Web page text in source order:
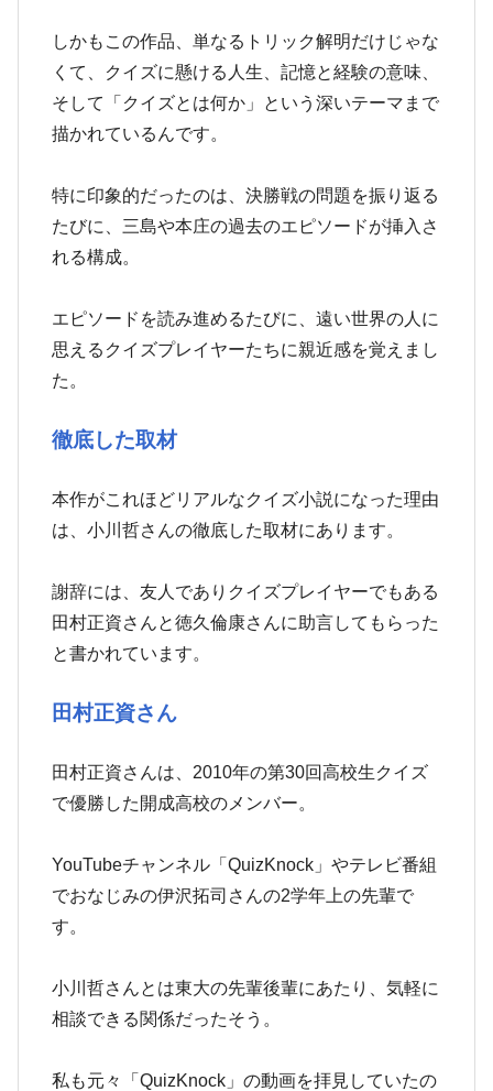
しかもこの作品、単なるトリック解明だけじゃな
くて、クイズに懸ける人生、記憶と経験の意味、
そして「クイズとは何か」という深いテーマまで
描かれているんです。
特に印象的だったのは、決勝戦の問題を振り返る
たびに、三島や本庄の過去のエピソードが挿入さ
れる構成。
エピソードを読み進めるたびに、遠い世界の人に
思えるクイズプレイヤーたちに親近感を覚えまし
た。
徹底した取材
本作がこれほどリアルなクイズ小説になった理由
は、小川哲さんの徹底した取材にあります。
謝辞には、友人でありクイズプレイヤーでもある
田村正資さんと徳久倫康さんに助言してもらった
と書かれています。
田村正資さん
田村正資さんは、2010年の第30回高校生クイズ
で優勝した開成高校のメンバー。
YouTubeチャンネル「QuizKnock」やテレビ番組
でおなじみの伊沢拓司さんの2学年上の先輩で
す。
小川哲さんとは東大の先輩後輩にあたり、気軽に
相談できる関係だったそう。
私も元々「QuizKnock」の動画を拝見していたの